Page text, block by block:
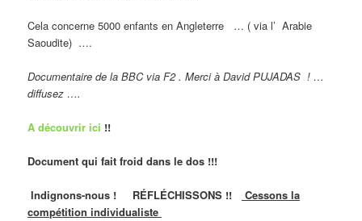
Cela concerne 5000 enfants en Angleterre … ( via l’ Arabie
Saoudite) ….
Documentaire de la BBC via F2 . Merci à David PUJADAS ! …
diffusez ….
A découvrir ici !!
Document qui fait froid dans le dos !!!
Indignons-nous ! RÉFLÉCHISSONS !!
Cessons la
compétition individualiste